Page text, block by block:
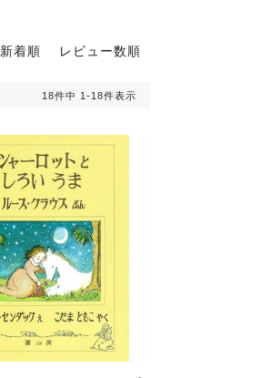
新着順 レビュー数順
18件中 1 -18件表示